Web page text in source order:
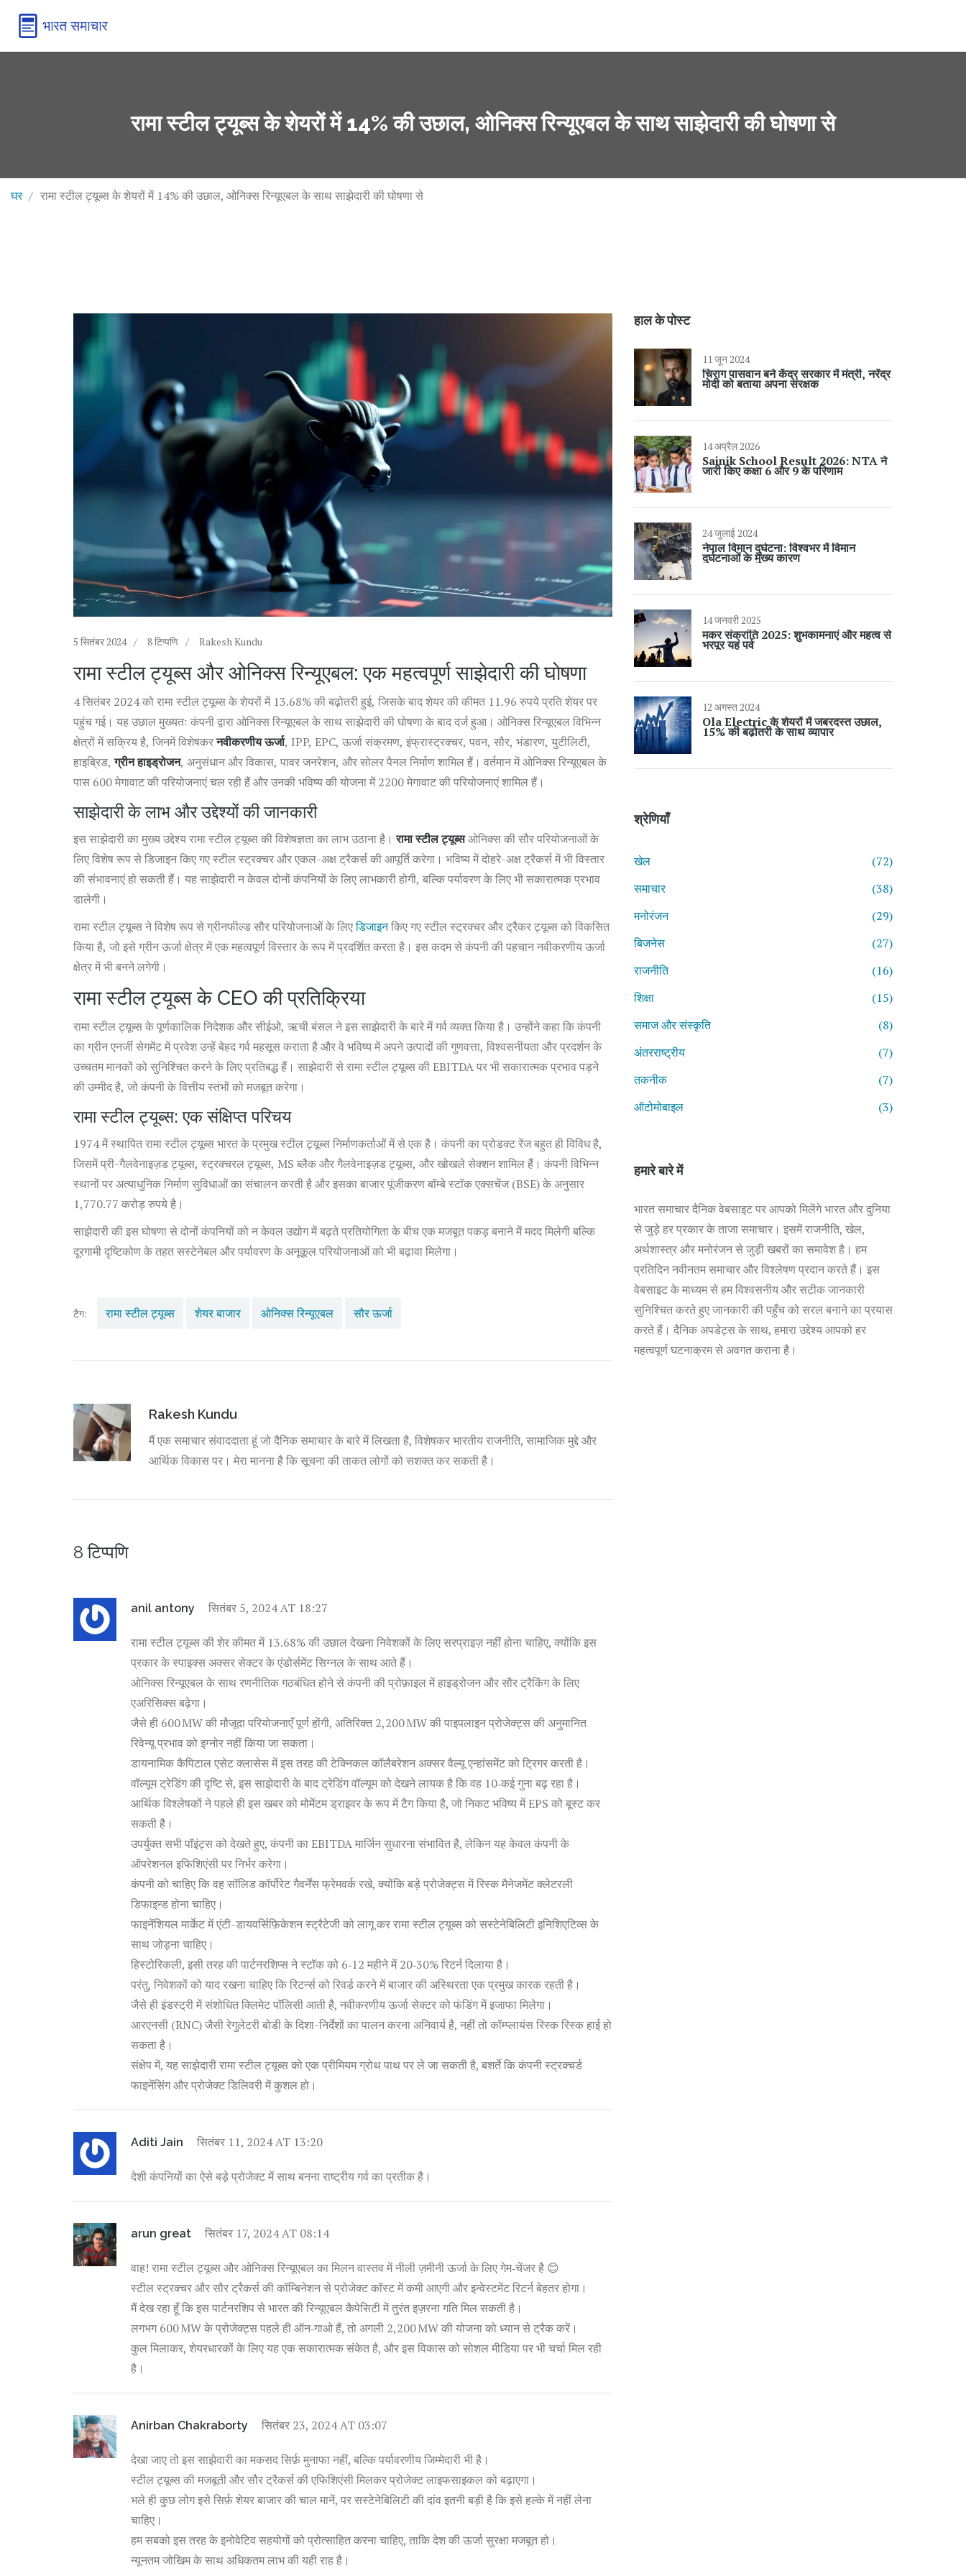
रामा स्टील ट्यूब्स के शेयरों में 14% की उछाल, ओनिक्स रिन्यूएबल के साथ साझेदारी की घोषणा से
घर रामा स्टील ट्यूब्स के शेयरों में 14% की उछाल, ओनिक्स रिन्यूएबल के साथ साझेदारी की घोषणा से
5 सितंबर 2024 8 टिप्पणि Rakesh Kundu
रामा स्टील ट्यूब्स और ओनिक्स रिन्यूएबल: एक महत्वपूर्ण साझेदारी की घोषणा
4 सितंबर 2024 को रामा स्टील ट्यूब्स के शेयरों में 13.68% की बढ़ोतरी हुई, जिसके बाद शेयर की कीमत 11.96 रुपये प्रति शेयर पर
पहुंच गई। यह उछाल मुख्यतः कंपनी द्वारा ओनिक्स रिन्यूएबल के साथ साझेदारी की घोषणा के बाद दर्ज हुआ। ओनिक्स रिन्यूएबल विभिन्न
क्षेत्रों में सक्रिय है, जिनमें विशेषकरनवीकरणीय ऊर्जा, IPP, EPC, ऊर्जा संक्रमण, इंफ्रास्ट्रक्चर, पवन, सौर, भंडारण, युटीलिटी,
हाइब्रिड,ग्रीन हाइड्रोजन, अनुसंधान और विकास, पावर जनरेशन, और सोलर पैनल निर्माण शामिल हैं। वर्तमान में ओनिक्स रिन्यूएबल के
पास 600 मेगावाट की परियोजनाएं चल रही हैं और उनकी भविष्य की योजना में 2200 मेगावाट की परियोजनाएं शामिल हैं।
साझेदारी के लाभ और उद्देश्यों की जानकारी
इस साझेदारी का मुख्य उद्देश्य रामा स्टील ट्यूब्स की विशेषज्ञता का लाभ उठाना है।रामा स्टील ट्यूब्सओनिक्स की सौर परियोजनाओं के
लिए विशेष रूप से डिजाइन किए गए स्टील स्ट्रक्चर और एकल-अक्ष ट्रैकर्स की आपूर्ति करेगा। भविष्य में दोहरे-अक्ष ट्रैकर्स में भी विस्तार
की संभावनाएं हो सकती हैं। यह साझेदारी न केवल दोनों कंपनियों के लिए लाभकारी होगी, बल्कि पर्यावरण के लिए भी सकारात्मक प्रभाव
डालेगी।
रामा स्टील ट्यूब्स ने विशेष रूप से ग्रीनफील्ड सौर परियोजनाओं के लिएडिजाइनकिए गए स्टील स्ट्रक्चर और ट्रैकर ट्यूब्स को विकसित
किया है, जो इसे ग्रीन ऊर्जा क्षेत्र में एक महत्वपूर्ण विस्तार के रूप में प्रदर्शित करता है। इस कदम से कंपनी की पहचान नवीकरणीय ऊर्जा
क्षेत्र में भी बनने लगेगी।
रामा स्टील ट्यूब्स के CEO की प्रतिक्रिया
रामा स्टील ट्यूब्स के पूर्णकालिक निदेशक और सीईओ, ऋची बंसल ने इस साझेदारी के बारे में गर्व व्यक्त किया है। उन्होंने कहा कि कंपनी
का ग्रीन एनर्जी सेगमेंट में प्रवेश उन्हें बेहद गर्व महसूस कराता है और वे भविष्य में अपने उत्पादों की गुणवत्ता, विश्वसनीयता और प्रदर्शन के
उच्चतम मानकों को सुनिश्चित करने के लिए प्रतिबद्ध हैं। साझेदारी से रामा स्टील ट्यूब्स की EBITDA पर भी सकारात्मक प्रभाव पड़ने
की उम्मीद है, जो कंपनी के वित्तीय स्तंभों को मजबूत करेगा।
रामा स्टील ट्यूब्स: एक संक्षिप्त परिचय
1974 में स्थापित रामा स्टील ट्यूब्स भारत के प्रमुख स्टील ट्यूब्स निर्माणकर्ताओं में से एक है। कंपनी का प्रोडक्ट रेंज बहुत ही विविध है,
जिसमें प्री-गैलवेनाइज़ड ट्यूब्स, स्ट्रक्चरल ट्यूब्स, MS ब्लैक और गैलवेनाइज़ड ट्यूब्स, और खोखले सेक्शन शामिल हैं। कंपनी विभिन्न
स्थानों पर अत्याधुनिक निर्माण सुविधाओं का संचालन करती है और इसका बाजार पूंजीकरण बॉम्बे स्टॉक एक्सचेंज (BSE) के अनुसार
1,770.77 करोड़ रुपये है।
साझेदारी की इस घोषणा से दोनों कंपनियों को न केवल उद्योग में बढ़ते प्रतियोगिता के बीच एक मजबूत पकड़ बनाने में मदद मिलेगी बल्कि
दूरगामी दृष्टिकोण के तहत सस्टेनेबल और पर्यावरण के अनूकूल परियोजनाओं को भी बढ़ावा मिलेगा।
टैग: रामा स्टील ट्यूब्स शेयर बाजार ओनिक्स रिन्यूएबल सौर ऊर्जा
Rakesh Kundu
मैं एक समाचार संवाददाता हूं जो दैनिक समाचार के बारे में लिखता है, विशेषकर भारतीय राजनीति, सामाजिक मुद्दे और
आर्थिक विकास पर। मेरा मानना है कि सूचना की ताकत लोगों को सशक्त कर सकती है।
8 टिप्पणि
anil antony सितंबर 5, 2024 AT 18:27
रामा स्टील ट्यूब्स की शेर कीमत में 13.68% की उछाल देखना निवेशकों के लिए सरप्राइज़ नहीं होना चाहिए, क्योंकि इस
प्रकार के स्पाइक्स अक्सर सेक्टर के एंडोर्समेंट सिग्नल के साथ आते हैं।
ओनिक्स रिन्यूएबल के साथ रणनीतिक गठबंधित होने से कंपनी की प्रोफ़ाइल में हाइड्रोजन और सौर ट्रैकिंग के लिए
एअरिसिक्स बढ़ेगा।
जैसे ही 600 MW की मौजूदा परियोजनाएँ पूर्ण होंगी, अतिरिक्त 2,200 MW की पाइपलाइन प्रोजेक्ट्स की अनुमानित
रिवेन्यू प्रभाव को इग्नोर नहीं किया जा सकता।
डायनामिक कैपिटाल एसेट क्लासेस में इस तरह की टेक्निकल कॉलैबरेशन अक्सर वैल्यू एन्हांसमेंट को ट्रिगर करती है।
वॉल्यूम ट्रेडिंग की दृष्टि से, इस साझेदारी के बाद ट्रेडिंग वॉल्यूम को देखने लायक है कि वह 10‑कई गुना बढ़ रहा है।
आर्थिक विश्लेषकों ने पहले ही इस खबर को मोमेंटम ड्राइवर के रूप में टैग किया है, जो निकट भविष्य में EPS को बूस्ट कर
सकती है।
उपर्युक्त सभी पॉइंट्स को देखते हुए, कंपनी का EBITDA मार्जिन सुधारना संभावित है, लेकिन यह केवल कंपनी के
ऑपरेशनल इफिशिएंसी पर निर्भर करेगा।
कंपनी को चाहिए कि वह सॉलिड कॉर्पोरेट गैवर्नेंस फ्रेमवर्क रखे, क्योंकि बड़े प्रोजेक्ट्स में रिस्क मैनेजमेंट क्लेटरली
डिफाइन्ड होना चाहिए।
फाइनेंशियल मार्केट में एंटी-डायवर्सिफ़िकेशन स्ट्रैटेजी को लागू कर रामा स्टील ट्यूब्स को सस्टेनेबिलिटी इनिशिएटिव्स के
साथ जोड़ना चाहिए।
हिस्टोरिकली, इसी तरह की पार्टनरशिप्स ने स्टॉक को 6‑12 महीने में 20‑30% रिटर्न दिलाया है।
परंतु, निवेशकों को याद रखना चाहिए कि रिटर्न्स को रिवर्ड करने में बाजार की अस्थिरता एक प्रमुख कारक रहती है।
जैसे ही इंडस्ट्री में संशोधित क्लिमेट पॉलिसी आती है, नवीकरणीय ऊर्जा सेक्टर को फंडिंग में इजाफा मिलेगा।
आरएनसी (RNC) जैसी रेगुलेटरी बोडी के दिशा-निर्देशों का पालन करना अनिवार्य है, नहीं तो कॉम्प्लायंस रिस्क रिस्क हाई हो
सकता है।
संक्षेप में, यह साझेदारी रामा स्टील ट्यूब्स को एक प्रीमियम ग्रोथ पाथ पर ले जा सकती है, बशर्ते कि कंपनी स्ट्रक्चर्ड
फाइनेंसिंग और प्रोजेक्ट डिलिवरी में कुशल हो।
Aditi Jain सितंबर 11, 2024 AT 13:20
देशी कंपनियों का ऐसे बड़े प्रोजेक्ट में साथ बनना राष्ट्रीय गर्व का प्रतीक है।
arun great सितंबर 17, 2024 AT 08:14
वाह! रामा स्टील ट्यूब्स और ओनिक्स रिन्यूएबल का मिलन वास्तव में नीली ज़मीनी ऊर्जा के लिए गेम‑चेंजर है 😊
स्टील स्ट्रक्चर और सौर ट्रैकर्स की कॉम्बिनेशन से प्रोजेक्ट कॉस्ट में कमी आएगी और इन्वेस्टमेंट रिटर्न बेहतर होगा।
मैं देख रहा हूँ कि इस पार्टनरशिप से भारत की रिन्यूएबल कैपेसिटी में तुरंत इज़रना गति मिल सकती है।
लगभग 600 MW के प्रोजेक्ट्स पहले ही ऑन‑गाओ हैं, तो अगली 2,200 MW की योजना को ध्यान से ट्रैक करें।
कुल मिलाकर, शेयरधारकों के लिए यह एक सकारात्मक संकेत है, और इस विकास को सोशल मीडिया पर भी चर्चा मिल रही
है।
Anirban Chakraborty सितंबर 23, 2024 AT 03:07
देखा जाए तो इस साझेदारी का मकसद सिर्फ़ मुनाफा नहीं, बल्कि पर्यावरणीय जिम्मेदारी भी है।
स्टील ट्यूब्स की मजबूती और सौर ट्रैकर्स की एफिशिएंसी मिलकर प्रोजेक्ट लाइफसाइकल को बढ़ाएगा।
भले ही कुछ लोग इसे सिर्फ़ शेयर बाजार की चाल मानें, पर सस्टेनेबिलिटी की दांव इतनी बड़ी है कि इसे हल्के में नहीं लेना
चाहिए।
हम सबको इस तरह के इनोवेटिव सहयोगों को प्रोत्साहित करना चाहिए, ताकि देश की ऊर्जा सुरक्षा मजबूत हो।
न्यूनतम जोखिम के साथ अधिकतम लाभ की यही राह है।
हाल के पोस्ट
11 जून 2024
चिराग पासवान बने केंद्र सरकार में मंत्री, नरेंद्र
मोदी को बताया अपना संरक्षक
14 अप्रैल 2026
Sainik School Result 2026: NTA ने
जारी किए कक्षा 6 और 9 के परिणाम
24 जुलाई 2024
नेपाल विमान दुर्घटना: विश्वभर में विमान
दुर्घटनाओं के मुख्य कारण
14 जनवरी 2025
मकर संक्रांति 2025: शुभकामनाएं और महत्व से
भरपूर यह पर्व
12 अगस्त 2024
Ola Electric के शेयरों में जबरदस्त उछाल,
15% की बढ़ोतरी के साथ व्यापार
श्रेणियाँ
खेल
(72)
समाचार
(38)
मनोरंजन
(29)
बिजनेस
(27)
राजनीति
(16)
शिक्षा
(15)
समाज और संस्कृति
(8)
अंतरराष्ट्रीय
(7)
तकनीक
(7)
ऑटोमोबाइल
(3)
हमारे बारे में
भारत समाचार दैनिक वेबसाइट पर आपको मिलेंगे भारत और दुनिया
से जुड़े हर प्रकार के ताजा समाचार। इसमें राजनीति, खेल,
अर्थशास्त्र और मनोरंजन से जुड़ी खबरों का समावेश है। हम
प्रतिदिन नवीनतम समाचार और विश्लेषण प्रदान करते हैं। इस
वेबसाइट के माध्यम से हम विश्वसनीय और सटीक जानकारी
सुनिश्चित करते हुए जानकारी की पहुँच को सरल बनाने का प्रयास
करते हैं। दैनिक अपडेट्स के साथ, हमारा उद्देश्य आपको हर
महत्वपूर्ण घटनाक्रम से अवगत कराना है।